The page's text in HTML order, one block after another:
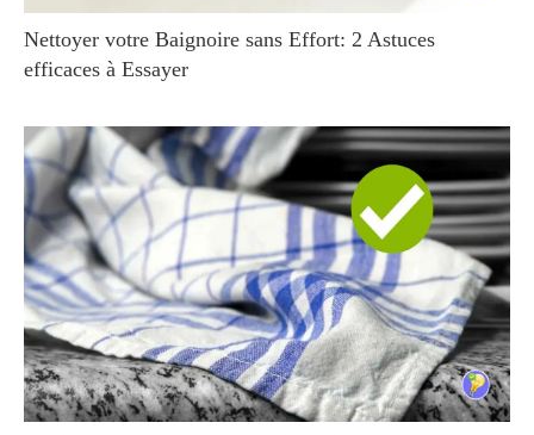
Nettoyer votre Baignoire sans Effort: 2 Astuces
efficaces à Essayer